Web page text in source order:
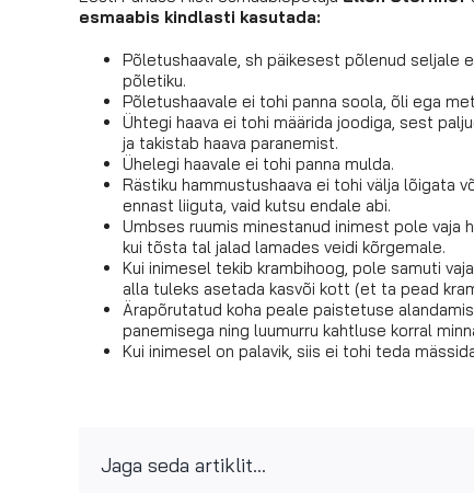
esmaabis kindlasti kasutada:
Põletushaavale, sh päikesest põlenud seljale
põletiku.
Põletushaavale ei tohi panna soola, õli ega
Ühtegi haava ei tohi määrida joodiga, sest
ja takistab haava paranemist.
Ühelegi haavale ei tohi panna mulda.
Rästiku hammustushaava ei tohi välja lõigata
ennast liiguta, vaid kutsu endale abi.
Umbses ruumis minestanud inimest pole vaja
kui tõsta tal jalad lamades veidi kõrgemale.
Kui inimesel tekib krambihoog, pole samuti
alla tuleks asetada kasvõi kott (et ta pead
Ärapõrutatud koha peale paistetuse
panemisega ning luumurru kahtluse korral
Kui inimesel on palavik, siis ei tohi teda
Jaga seda artiklit...